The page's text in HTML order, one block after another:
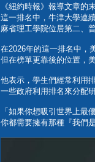
《紐約時報》報導文章的
這一排名中，牛津大學連
麻省理工學院位居第二、
在2026年的這一排名中，
但在榜單更靠後的位置，
他表示，學生們經常利用
一些政府利用排名來分配
「如果你想吸引世界上最
你都需要擁有那種『我們